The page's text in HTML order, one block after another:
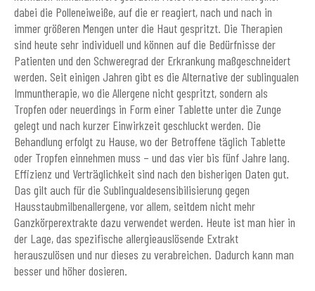
dabei die Polleneiweiße, auf die er reagiert, nach und nach in
immer größeren Mengen unter die Haut gespritzt. Die Therapien
sind heute sehr individuell und können auf die Bedürfnisse der
Patienten und den Schweregrad der Erkrankung maßgeschneidert
werden. Seit einigen Jahren gibt es die Alternative der sublingualen
Immuntherapie, wo die Allergene nicht gespritzt, sondern als
Tropfen oder neuerdings in Form einer Tablette unter die Zunge
gelegt und nach kurzer Einwirkzeit geschluckt werden. Die
Behandlung erfolgt zu Hause, wo der Betroffene täglich Tablette
oder Tropfen einnehmen muss – und das vier bis fünf Jahre lang.
Effizienz und Verträglichkeit sind nach den bisherigen Daten gut.
Das gilt auch für die Sublingualdesensibilisierung gegen
Hausstaubmilbenallergene, vor allem, seitdem nicht mehr
Ganzkörperextrakte dazu verwendet werden. Heute ist man hier in
der Lage, das spezifische allergieauslösende Extrakt
herauszulösen und nur dieses zu verabreichen. Dadurch kann man
besser und höher dosieren.